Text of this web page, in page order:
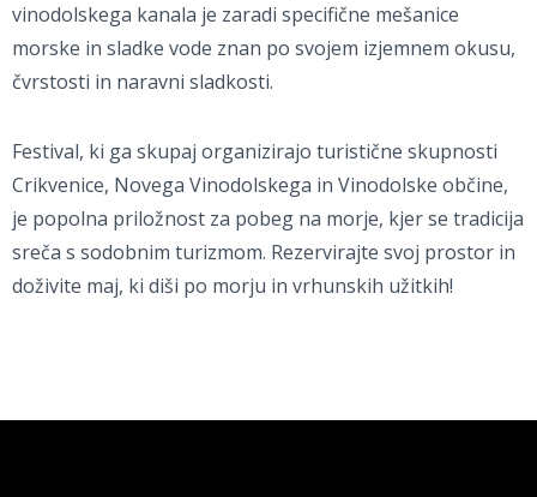
vinodolskega kanala je zaradi specifične mešanice
morske in sladke vode znan po svojem izjemnem okusu,
čvrstosti in naravni sladkosti.
Festival, ki ga skupaj organizirajo turistične skupnosti
Crikvenice, Novega Vinodolskega in Vinodolske občine,
je popolna priložnost za pobeg na morje, kjer se tradicija
sreča s sodobnim turizmom. Rezervirajte svoj prostor in
doživite maj, ki diši po morju in vrhunskih užitkih!